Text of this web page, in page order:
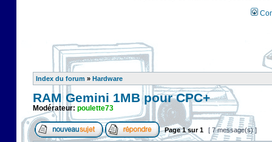
Index du forum » Hardware
RAM Gemini 1MB pour CPC+
Modérateur: poulette73
Page1sur1 [ 7 message(s) ]